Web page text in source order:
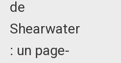
de
Shearwater
: un page-